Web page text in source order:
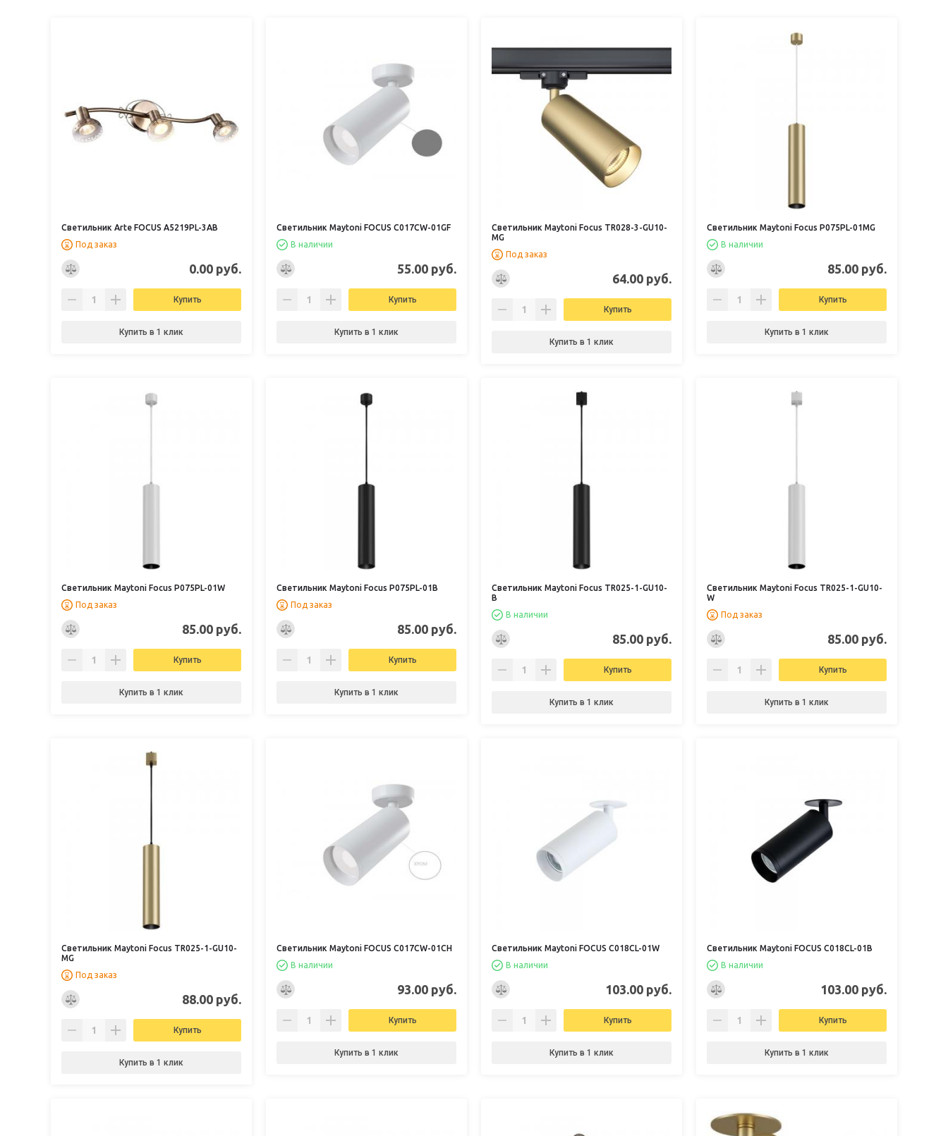
Светильник Arte FOCUS A5219PL-3AB
Под заказ
0.00 руб.
Купить
Купить в 1 клик
Светильник Maytoni FOCUS C017CW-01GF
В наличии
55.00 руб.
Купить
Купить в 1 клик
Светильник Maytoni Focus TR028-3-GU10-
MG
Под заказ
64.00 руб.
Купить
Купить в 1 клик
Светильник Maytoni Focus P075PL-01MG
В наличии
85.00 руб.
Купить
Купить в 1 клик
Светильник Maytoni Focus P075PL-01W
Под заказ
85.00 руб.
Купить
Купить в 1 клик
Светильник Maytoni Focus P075PL-01B
Под заказ
85.00 руб.
Купить
Купить в 1 клик
Светильник Maytoni Focus TR025-1-GU10-
B
В наличии
85.00 руб.
Купить
Купить в 1 клик
Светильник Maytoni Focus TR025-1-GU10-
W
Под заказ
85.00 руб.
Купить
Купить в 1 клик
Светильник Maytoni Focus TR025-1-GU10-
MG
Под заказ
88.00 руб.
Купить
Купить в 1 клик
Светильник Maytoni FOCUS C017CW-01CH
В наличии
93.00 руб.
Купить
Купить в 1 клик
Светильник Maytoni FOCUS C018CL-01W
В наличии
103.00 руб.
Купить
Купить в 1 клик
Светильник Maytoni FOCUS C018CL-01B
В наличии
103.00 руб.
Купить
Купить в 1 клик